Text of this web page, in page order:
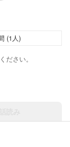
(1人)
ださい。